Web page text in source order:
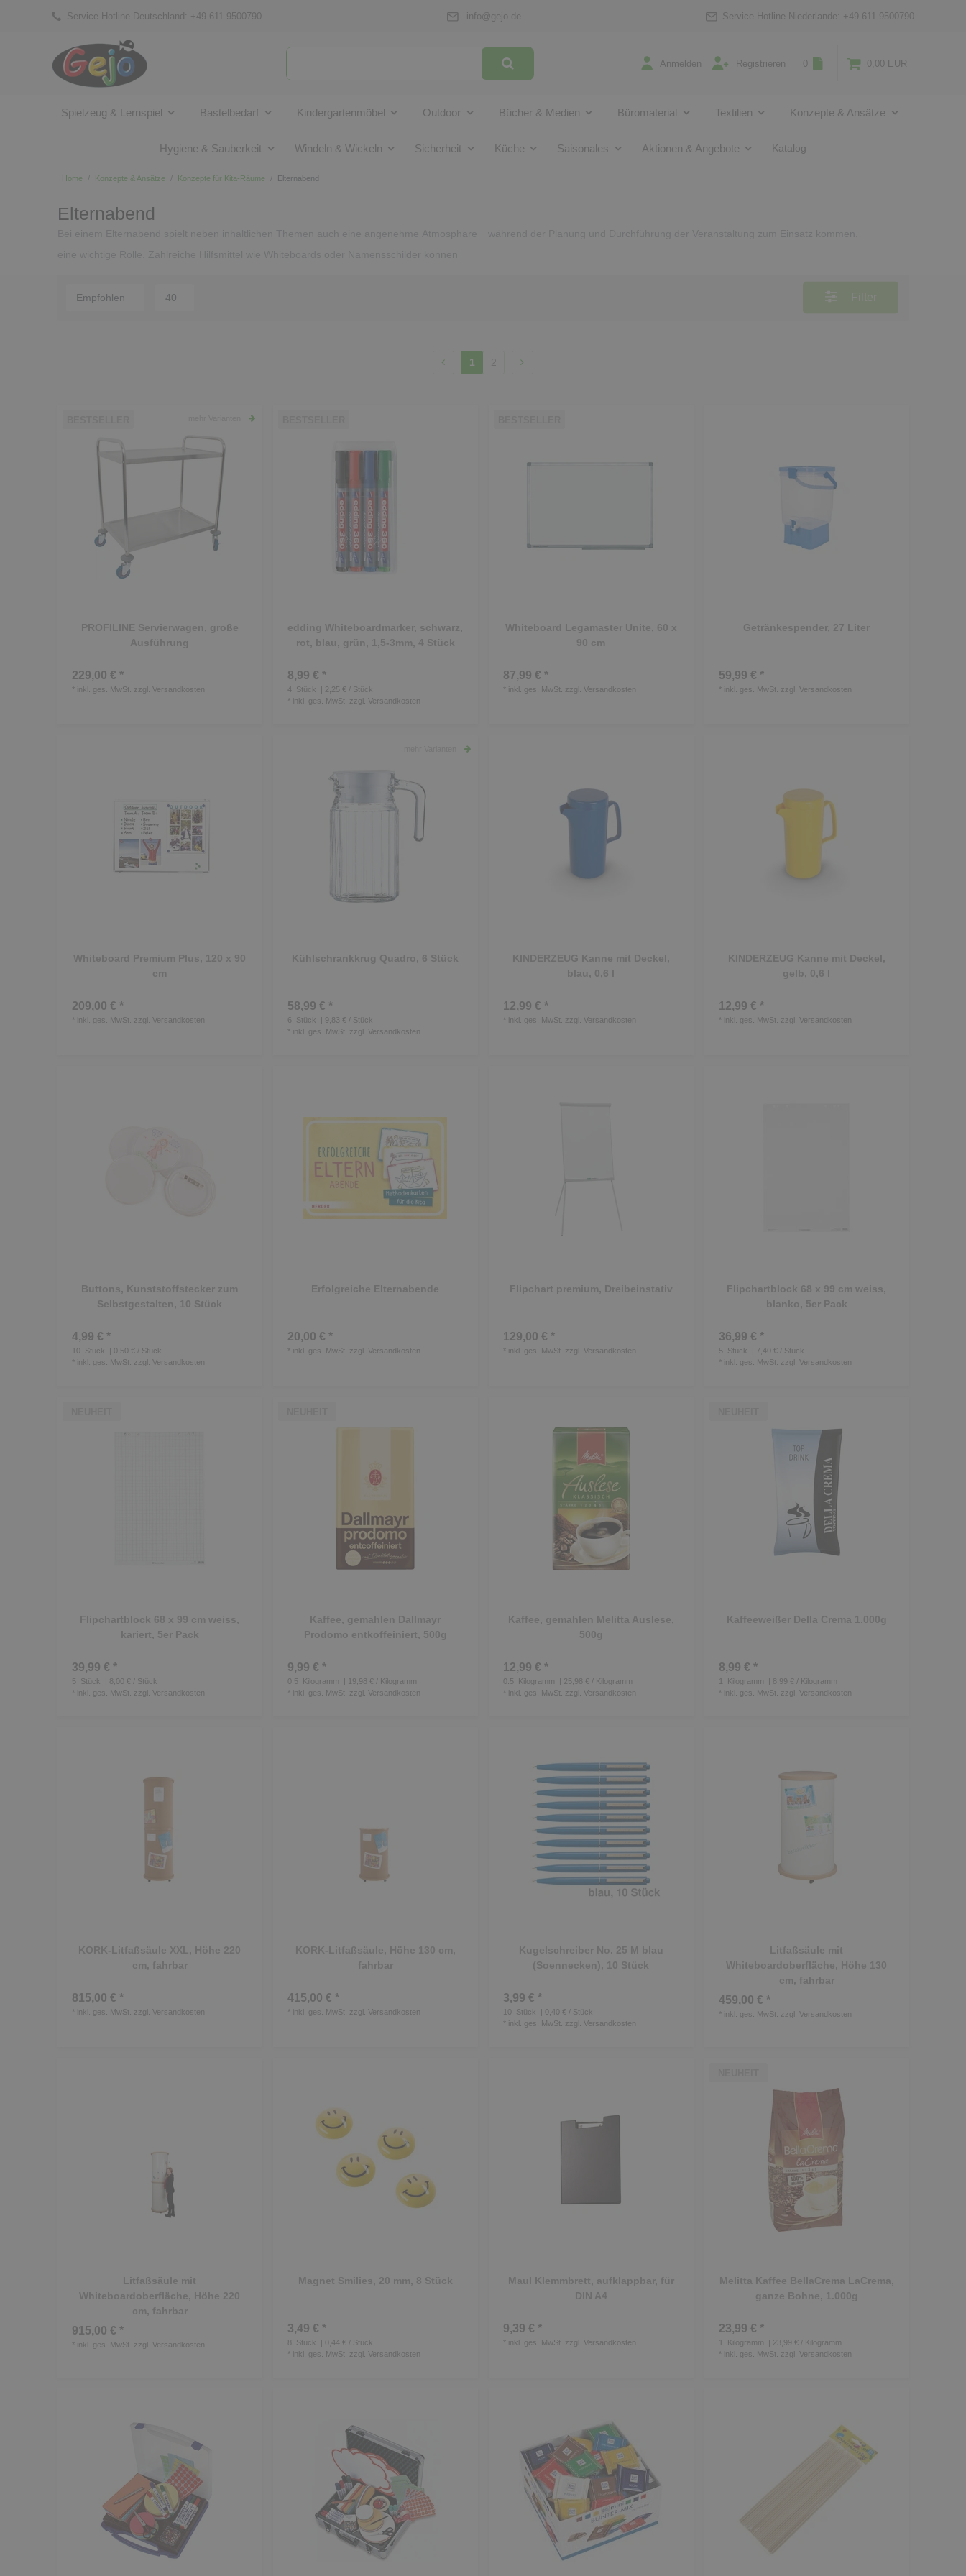
Service-Hotline Deutschland: +49 611 9500790 info@gejo.de Service-Hotline Niederlande: +49 611 9500790
Anmelden Registrieren 0 0,00 EUR
Spielzeug & Lernspiel Bastelbedarf Kindergartenmöbel Outdoor Bücher & Medien Büromaterial Textilien Konzepte & Ansätze
Hygiene & Sauberkeit Windeln & Wickeln Sicherheit Küche Saisonales Aktionen & Angebote Katalog
Home Konzepte & Ansätze Konzepte für Kita-Räume Elternabend
Elternabend
Filter
1
PROFILINE Servierwagen, große
Ausführung
229,00 € *
* inkl. ges. MwSt. zzgl. Versandkosten
edding Whiteboardmarker, schwarz,
rot, blau, grün, 1,5-3mm, 4 Stück
8,99 € *
4 Stück
| 2,25 € / Stück
* inkl. ges. MwSt. zzgl. Versandkosten
Whiteboard Legamaster Unite, 60 x
90 cm
87,99 € *
* inkl. ges. MwSt. zzgl. Versandkosten
Getränkespender, 27 Liter
59,99 € *
* inkl. ges. MwSt. zzgl. Versandkosten
Whiteboard Premium Plus, 120 x 90
cm
209,00 € *
* inkl. ges. MwSt. zzgl. Versandkosten
Kühlschrankkrug Quadro, 6 Stück
58,99 € *
6 Stück
| 9,83 € / Stück
* inkl. ges. MwSt. zzgl. Versandkosten
KINDERZEUG Kanne mit Deckel,
blau, 0,6 l
12,99 € *
* inkl. ges. MwSt. zzgl. Versandkosten
KINDERZEUG Kanne mit Deckel,
gelb, 0,6 l
12,99 € *
* inkl. ges. MwSt. zzgl. Versandkosten
Buttons, Kunststoffstecker zum
Selbstgestalten, 10 Stück
4,99 € *
10 Stück
| 0,50 € / Stück
* inkl. ges. MwSt. zzgl. Versandkosten
Erfolgreiche Elternabende
20,00 € *
* inkl. ges. MwSt. zzgl. Versandkosten
Flipchart premium, Dreibeinstativ
129,00 € *
* inkl. ges. MwSt. zzgl. Versandkosten
Flipchartblock 68 x 99 cm weiss,
blanko, 5er Pack
36,99 € *
5 Stück
| 7,40 € / Stück
* inkl. ges. MwSt. zzgl. Versandkosten
Flipchartblock 68 x 99 cm weiss,
kariert, 5er Pack
39,99 € *
5 Stück
| 8,00 € / Stück
* inkl. ges. MwSt. zzgl. Versandkosten
Kaffee, gemahlen Dallmayr
Prodomo entkoffeiniert, 500g
9,99 € *
0.5 Kilogramm
| 19,98 € / Kilogramm
* inkl. ges. MwSt. zzgl. Versandkosten
Kaffee, gemahlen Melitta Auslese,
500g
12,99 € *
0.5 Kilogramm
| 25,98 € / Kilogramm
* inkl. ges. MwSt. zzgl. Versandkosten
Kaffeeweißer Della Crema 1.000g
8,99 € *
1 Kilogramm
| 8,99 € / Kilogramm
* inkl. ges. MwSt. zzgl. Versandkosten
KORK-Litfaßsäule XXL, Höhe 220
cm, fahrbar
815,00 € *
* inkl. ges. MwSt. zzgl. Versandkosten
KORK-Litfaßsäule, Höhe 130 cm,
fahrbar
415,00 € *
* inkl. ges. MwSt. zzgl. Versandkosten
Kugelschreiber No. 25 M blau
(Soennecken), 10 Stück
3,99 € *
10 Stück
| 0,40 € / Stück
* inkl. ges. MwSt. zzgl. Versandkosten
Litfaßsäule mit
Whiteboardoberfläche, Höhe 130
cm, fahrbar
459,00 € *
* inkl. ges. MwSt. zzgl. Versandkosten
Litfaßsäule mit
Whiteboardoberfläche, Höhe 220
cm, fahrbar
915,00 € *
* inkl. ges. MwSt. zzgl. Versandkosten
Magnet Smilies, 20 mm, 8 Stück
3,49 € *
8 Stück
| 0,44 € / Stück
* inkl. ges. MwSt. zzgl. Versandkosten
Maul Klemmbrett, aufklappbar, für
DIN A4
9,39 € *
* inkl. ges. MwSt. zzgl. Versandkosten
Melitta Kaffee BellaCrema LaCrema,
ganze Bohne, 1.000g
23,99 € *
1 Kilogramm
| 23,99 € / Kilogramm
* inkl. ges. MwSt. zzgl. Versandkosten